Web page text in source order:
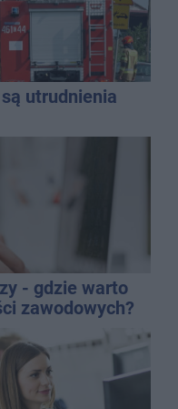
utrudnienia
- gdzie warto
zawodowych?